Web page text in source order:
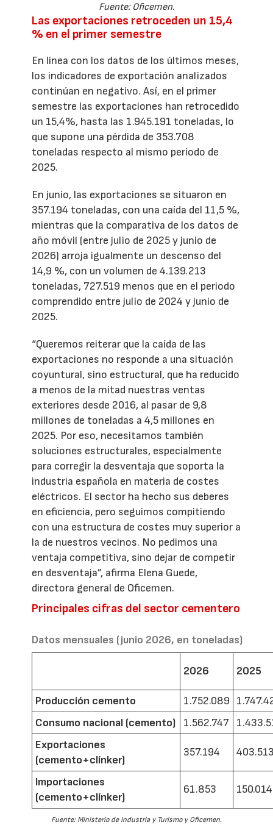
Fuente: Oficemen.
Las exportaciones retroceden un 15,4
% en el primer semestre
En línea con los datos de los últimos meses,
los indicadores de exportación analizados
continúan en negativo. Así, en el primer
semestre las exportaciones han retrocedido
un 15,4%, hasta las 1.945.191 toneladas, lo
que supone una pérdida de 353.708
toneladas respecto al mismo período de
2025.
En junio, las exportaciones se situaron en
357.194 toneladas, con una caída del 11,5 %,
mientras que la comparativa de los datos de
año móvil (entre julio de 2025 y junio de
2026) arroja igualmente un descenso del
14,9 %, con un volumen de 4.139.213
toneladas, 727.519 menos que en el periodo
comprendido entre julio de 2024 y junio de
2025.
“Queremos reiterar que la caída de las
exportaciones no responde a una situación
coyuntural, sino estructural, que ha reducido
a menos de la mitad nuestras ventas
exteriores desde 2016, al pasar de 9,8
millones de toneladas a 4,5 millones en
2025. Por eso, necesitamos también
soluciones estructurales, especialmente
para corregir la desventaja que soporta la
industria española en materia de costes
eléctricos. El sector ha hecho sus deberes
en eficiencia, pero seguimos compitiendo
con una estructura de costes muy superior a
la de nuestros vecinos. No pedimos una
ventaja competitiva, sino dejar de competir
en desventaja”, afirma Elena Guede,
directora general de Oficemen.
Principales cifras del sector cementero
Datos mensuales (junio 2026, en toneladas)
2026 2025
Producción cemento 1.752.089
Consumo nacional (cemento)
1.562.747
Exportaciones
(cemento+clínker)
357.194
Importaciones
(cemento+clínker)
61.853 150.014
Fuente: Ministerio de Industria y Turismo y Oficemen.